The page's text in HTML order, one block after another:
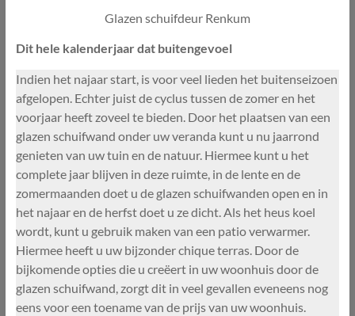
Glazen schuifdeur Renkum
Dit hele kalenderjaar dat buitengevoel
Indien het najaar start, is voor veel lieden het buitenseizoen
afgelopen. Echter juist de cyclus tussen de zomer en het
voorjaar heeft zoveel te bieden. Door het plaatsen van een
glazen schuifwand onder uw veranda kunt u nu jaarrond
genieten van uw tuin en de natuur. Hiermee kunt u het
complete jaar blijven in deze ruimte, in de lente en de
zomermaanden doet u de glazen schuifwanden open en in
het najaar en de herfst doet u ze dicht. Als het heus koel
wordt, kunt u gebruik maken van een patio verwarmer.
Hiermee heeft u uw bijzonder chique terras. Door de
bijkomende opties die u creëert in uw woonhuis door de
glazen schuifwand, zorgt dit in veel gevallen eveneens nog
eens voor een toename van de prijs van uw woonhuis.